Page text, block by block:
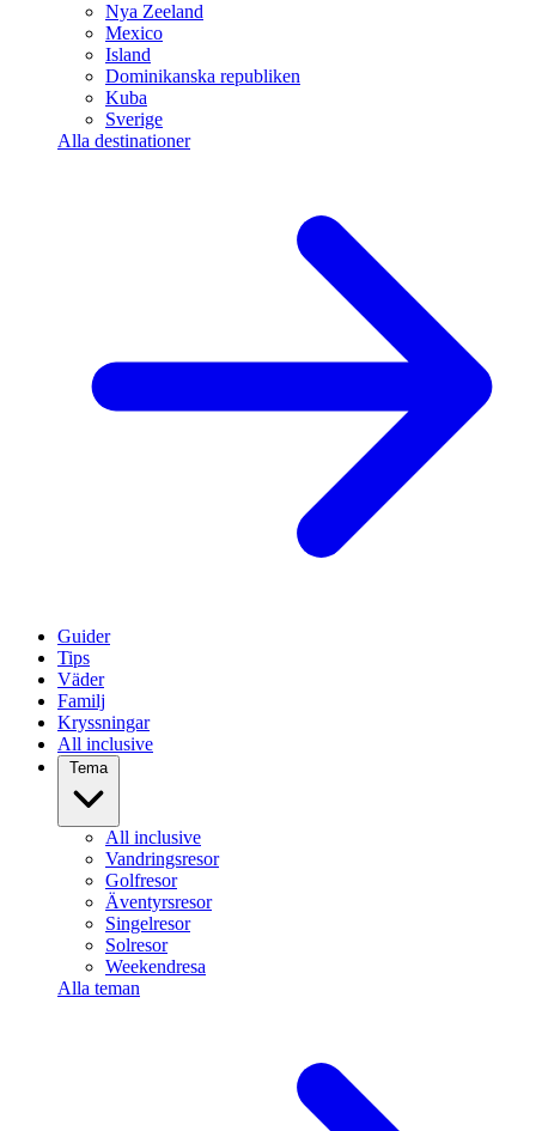
Nya Zeeland
Mexico
Island
Dominikanska republiken
Kuba
Sverige
Alla destinationer
Guider
Tips
Väder
Familj
Kryssningar
All inclusive
Tema
All inclusive
Vandringsresor
Golfresor
Äventyrsresor
Singelresor
Solresor
Weekendresa
Alla teman